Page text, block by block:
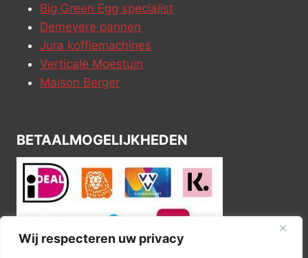
Wij respecteren uw privacy
Big Green Egg specialist
Demeyere pannen
Jura koffiemachines
Verticale Moestuin
Maison Berger
BETAALMOGELIJKHEDEN